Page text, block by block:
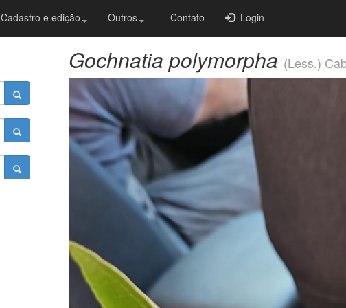
Cadastro e edição Outros Contato Login
Gochnatia polymorpha (Less.)